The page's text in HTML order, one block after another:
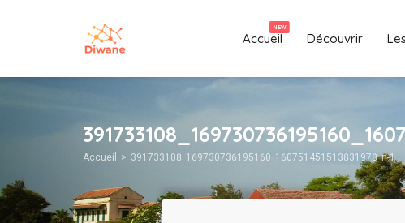
Accueil
NEW
Découvrir
Accueil 391733108_169730736195160_160751451513831978_n-1